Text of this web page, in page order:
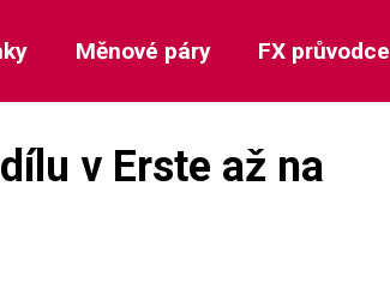
Měnové páry FX průvodce
v Erste až na